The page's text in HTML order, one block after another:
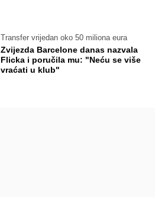
Transfer vrijedan oko 50 miliona eura
Zvijezda Barcelone danas nazvala
Flicka i poručila mu: "Neću se više
vraćati u klub"